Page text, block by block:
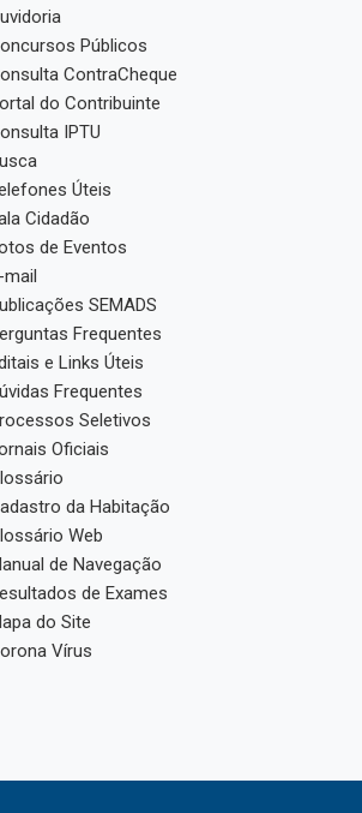
Públicos
ContraCheque
do Contribuinte
IPTU
Úteis
Cidadão
de Eventos
mail
SEMADS
Frequentes
e Links Úteis
Frequentes
Seletivos
Oficiais
da Habitação
Web
de Navegação
de Exames
do Site
Vírus